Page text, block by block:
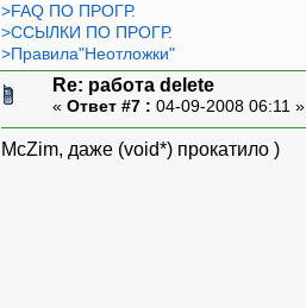
>FAQ ПО ПРОГР.
>ССЫЛКИ ПО ПРОГР.
>Правила"Неотложки"
Re: работа delete
« Ответ #7 : 04-09-2008 06:11 »
McZim, даже (void*) прокатило )